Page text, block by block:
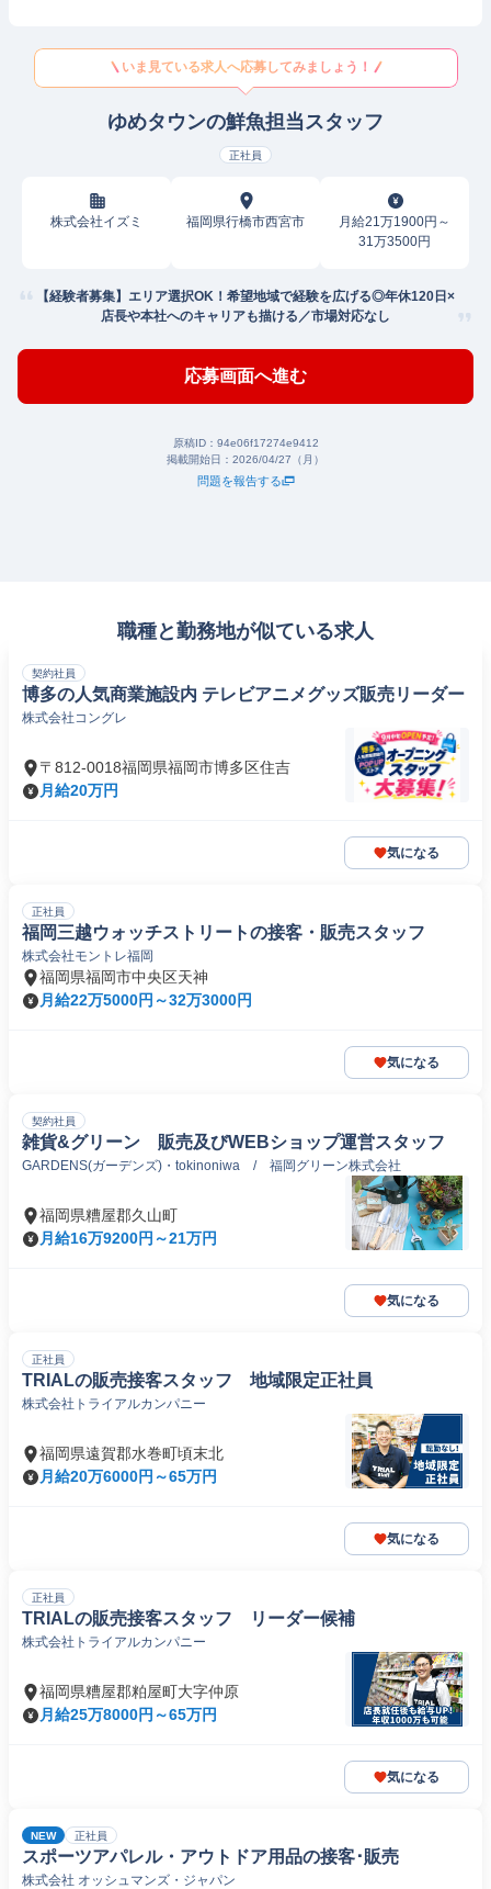
いま見ている求人へ応募してみましょう！
ゆめタウンの鮮魚担当スタッフ
正社員
株式会社イズミ 福岡県行橋市西宮市
月給21万1900円～
31万3500円
【経験者募集】エリア選択OK！希望地域で経験を広げる◎年休120日×
店長や本社へのキャリアも描ける／市場対応なし
応募画面へ進む
原稿ID： 94e06f17274e9412
掲載開始日： 2026/04/27（月）
問題を報告する
職種と勤務地が似ている求人
契約社員
博多の人気商業施設内 テレビアニメグッズ販売リーダー
株式会社コングレ
〒812-0018福岡県福岡市博多区住吉
月給20万円
気になる
正社員
福岡三越ウォッチストリートの接客・販売スタッフ
株式会社モントレ福岡
福岡県福岡市中央区天神
月給22万5000円～32万3000円
気になる
契約社員
雑貨&グリーン 販売及びWEBショップ運営スタッフ
GARDENS(ガーデンズ)・tokinoniwa / 福岡グリーン株式会社
福岡県糟屋郡久山町
月給16万9200円～21万円
気になる
正社員
TRIALの販売接客スタッフ 地域限定正社員
株式会社トライアルカンパニー
福岡県遠賀郡水巻町頃末北
月給20万6000円～65万円
気になる
正社員
TRIALの販売接客スタッフ リーダー候補
株式会社トライアルカンパニー
福岡県糟屋郡粕屋町大字仲原
月給25万8000円～65万円
気になる
NEW 正社員
スポーツアパレル・アウトドア用品の接客･販売
株式会社 オッシュマンズ・ジャパン